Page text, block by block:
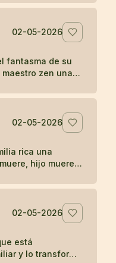
02-05-2026
fantasma de su
zen una
02-05-2026
rica una
hijo muere,
02-05-2026
está
y lo transforma